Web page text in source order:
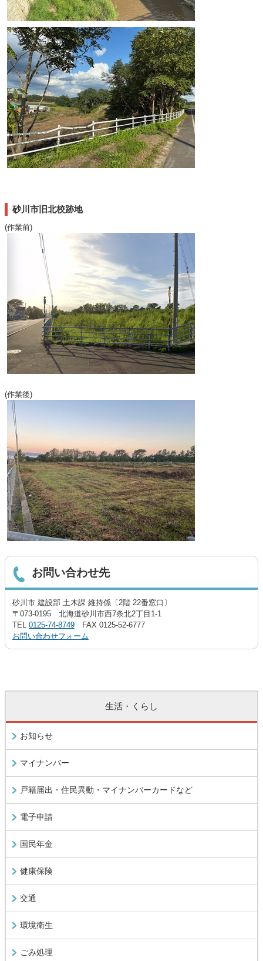
砂川市旧北校跡地
(作業前)
(作業後)
お問い合わせ先
砂川市 建設部 土木課 維持係〔2階 22番窓口〕
〒073-0195 北海道砂川市西7条北2丁目1-1
TEL 0125-74-8749 FAX 0125-52-6777
お問い合わせフォーム
生活・くらし
お知らせ
マイナンバー
戸籍届出・住民異動・マイナンバーカードなど
電子申請
国民年金
健康保険
交通
環境衛生
ごみ処理